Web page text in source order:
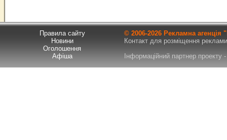
Правила сайту
Новини
Оголошення
Афіша
© 2006-2026 Рекламна
Контакт для розміщення
Інформаційний партнер проекту